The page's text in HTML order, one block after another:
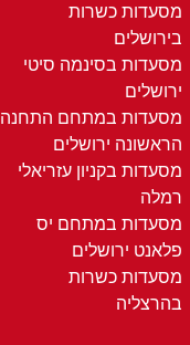
מסעדות כשרות
בירושלים
מסעדות בסינמה סיטי
ירושלים
מסעדות במתחם התחנה
הראשונה ירושלים
מסעדות בקניון עזריאלי
רמלה
מסעדות במתחם יס
פלאנט ירושלים
מסעדות כשרות
בהרצליה